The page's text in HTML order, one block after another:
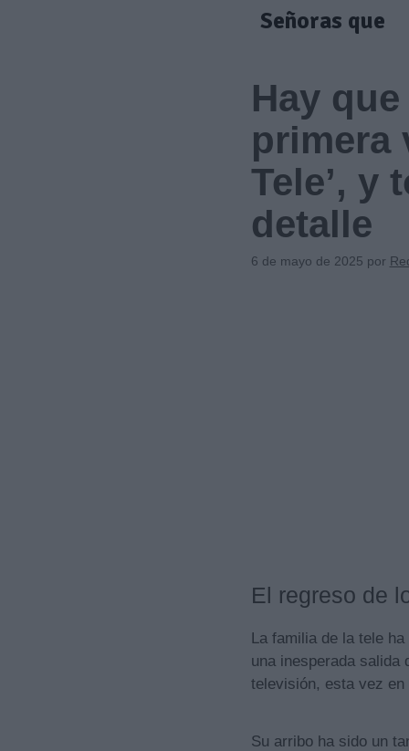
Señoras que
Hay
primera
Tele’, y
detalle
6 de mayo de 2025 por
El regreso de
La familia de la tele
una inesperada salida
televisión, esta vez en
Su arribo ha sido un